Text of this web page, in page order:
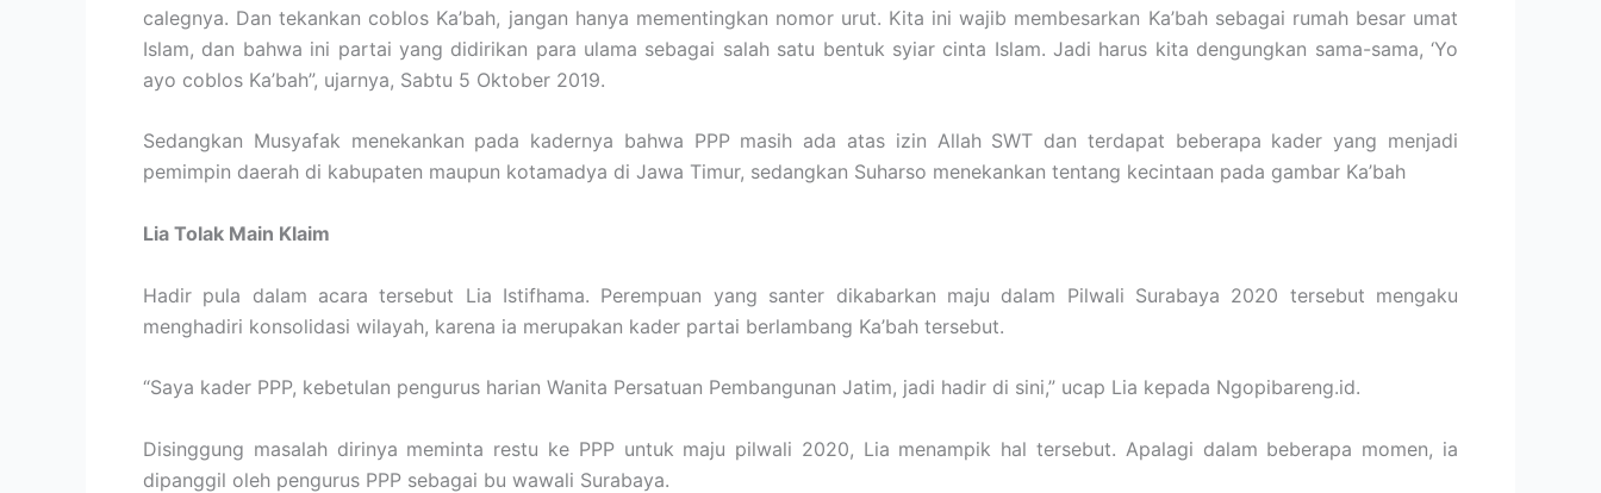
calegnya. Dan tekankan coblos Ka’bah, jangan hanya mementingkan nomor urut. Kita ini wajib membesarkan Ka’bah sebagai rumah besar umat
Islam, dan bahwa ini partai yang didirikan para ulama sebagai salah satu bentuk syiar cinta Islam. Jadi harus kita dengungkan sama-sama, ‘Yo
ayo coblos Ka’bah”, ujarnya, Sabtu 5 Oktober 2019.
Sedangkan Musyafak menekankan pada kadernya bahwa PPP masih ada atas izin Allah SWT dan terdapat beberapa kader yang menjadi
pemimpin daerah di kabupaten maupun kotamadya di Jawa Timur, sedangkan Suharso menekankan tentang kecintaan pada gambar Ka’bah
Lia Tolak Main Klaim
Hadir pula dalam acara tersebut Lia Istifhama. Perempuan yang santer dikabarkan maju dalam Pilwali Surabaya 2020 tersebut mengaku
menghadiri konsolidasi wilayah, karena ia merupakan kader partai berlambang Ka’bah tersebut.
“Saya kader PPP, kebetulan pengurus harian Wanita Persatuan Pembangunan Jatim, jadi hadir di sini,” ucap Lia kepada Ngopibareng.id.
Disinggung masalah dirinya meminta restu ke PPP untuk maju pilwali 2020, Lia menampik hal tersebut. Apalagi dalam beberapa momen, ia
dipanggil oleh pengurus PPP sebagai bu wawali Surabaya.